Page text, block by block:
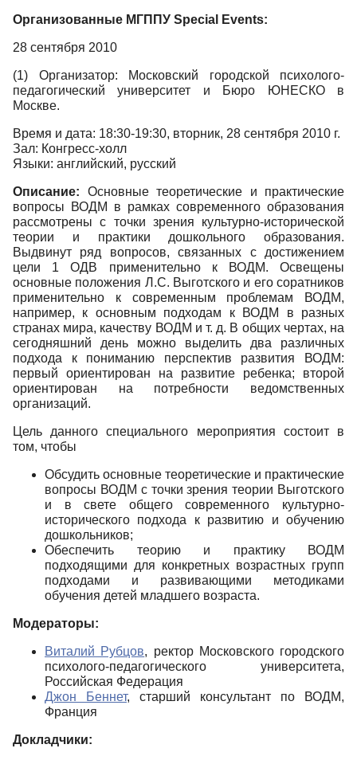
Организованные МГППУ Special Events:
28 сентября 2010
(1) Организатор: Московский городской психолого-
педагогический университет и Бюро ЮНЕСКО в
Москве.
Время и дата: 18:30-19:30, вторник, 28 сентября 2010 г.
Зал: Конгресс-холл
Языки: английский, русский
Описание: Основные теоретические и практические
вопросы ВОДМ в рамках современного образования
рассмотрены с точки зрения культурно-исторической
теории и практики дошкольного образования.
Выдвинут ряд вопросов, связанных с достижением
цели 1 ОДВ применительно к ВОДМ. Освещены
основные положения Л.С. Выготского и его соратников
применительно к современным проблемам ВОДМ,
например, к основным подходам к ВОДМ в разных
странах мира, качеству ВОДМ и т. д. В общих чертах, на
сегодняшний день можно выделить два различных
подхода к пониманию перспектив развития ВОДМ:
первый ориентирован на развитие ребенка; второй
ориентирован на потребности ведомственных
организаций.
Цель данного специального мероприятия состоит в
том, чтобы
Обсудить основные теоретические и практические
вопросы ВОДМ с точки зрения теории Выготского
и в свете общего современного культурно-
исторического подхода к развитию и обучению
дошкольников;
Обеспечить теорию и практику ВОДМ
подходящими для конкретных возрастных групп
подходами и развивающими методиками
обучения детей младшего возраста.
Модераторы:
Виталий Рубцов, ректор Московского городского
психолого-педагогического университета,
Российская Федерация
Джон Беннет, старший консультант по ВОДМ,
Франция
Докладчики: